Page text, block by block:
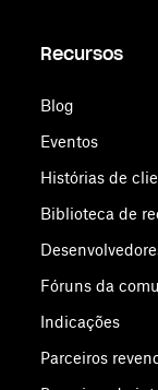
Recursos
Blog
Eventos
Histórias de
Biblioteca de
Fóruns da
Indicações
Parceiros